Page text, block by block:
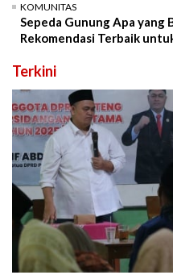
KOMUNITAS
Sepeda Gunung Apa yang
Rekomendasi Terbaik
Terkini